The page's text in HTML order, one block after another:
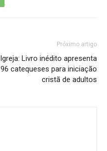
Próximo artigo
Igreja: Livro inédito apresenta
96 catequeses para iniciação
cristã de adultos